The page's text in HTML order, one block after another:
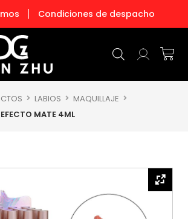
Condiciones de despacho
LABIOS
MAQUILLAJE
MATE 4ML